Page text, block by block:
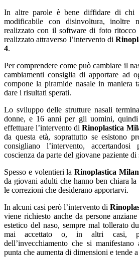
In altre parole è bene diffidare di chi
modificabile con disinvoltura, inoltre
realizzato con il software di foto ritocco
realizzato attraverso l’intervento di
4.
Per comprendere come può cambiare il
cambiamenti consiglia di apportare ad
compone la piramide nasale in maniera
dare i risultati sperati.
Lo sviluppo delle strutture nasali
donne, e 16 anni per gli uomini, quindi
effettuare l’intervento diRinoplastica
da questa età, soprattutto se esistono
consigliano l’intervento,
coscienza da parte del giovane paziente
Spesso e volentieri laRinoplastica
da giovani adulti che hanno ben chiara
le correzioni che desiderano apportarvi.
In alcuni casi però l’intervento di
viene richiesto anche da persone
estetico del naso, sempre mal tollerato
mai accettato o, in altri casi,
dell’invecchiamento che si
punta che aumenta di dimensioni e tende